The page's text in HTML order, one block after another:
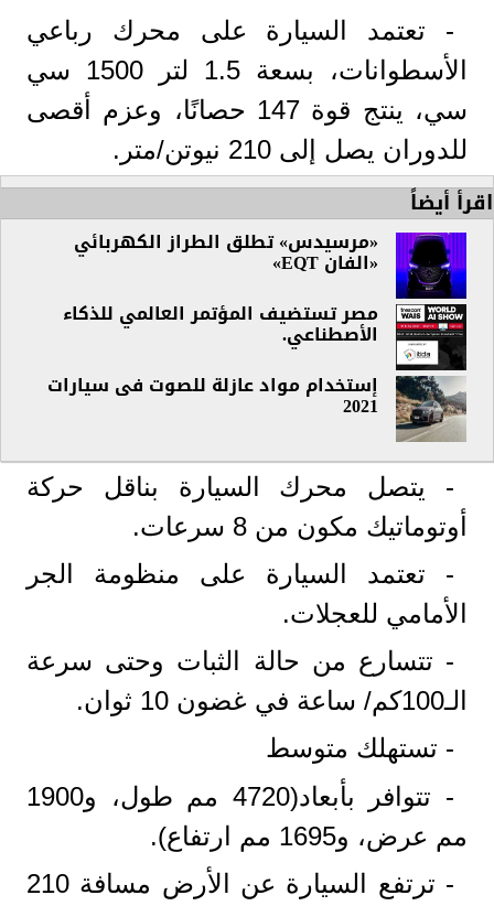
- تعتمد السيارة على محرك رباعي
الأسطوانات، بسعة 1.5 لتر 1500 سي
سي، ينتج قوة 147 حصانًا، وعزم أقصى
للدوران يصل إلى 210 نيوتن/متر.
اقرأ أيضاً
«مرسيدس» تطلق الطراز الكهربائي
«الفان EQT»
مصر تستضيف المؤتمر العالمي للذكاء
الأصطناعي.
إستخدام مواد عازلة للصوت فى سيارات
2021
- يتصل محرك السيارة بناقل حركة
أوتوماتيك مكون من 8 سرعات.
- تعتمد السيارة على منظومة الجر
الأمامي للعجلات.
- تتسارع من حالة الثبات وحتى سرعة
الـ100كم/ ساعة في غضون 10 ثوان.
- تستهلك متوسط
- تتوافر بأبعاد(4720 مم طول، و1900
مم عرض، و1695 مم ارتفاع).
- ترتفع السيارة عن الأرض مسافة 210